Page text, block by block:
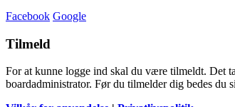
Facebook Google
Tilmeld
For at kunne logge ind skal du være tilmeldt. Det
boardadministrator. Før du tilmelder dig bedes du